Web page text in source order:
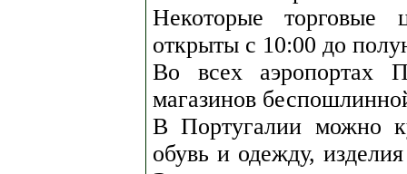
Некоторые торговые
открыты с 10:00 до
Во всех аэропортах
магазинов
В Португалии можно
обувь и одежду,